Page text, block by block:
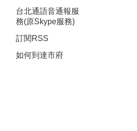
台北通語音通報服
務(原Skype服務)
訂閱RSS
如何到達市府